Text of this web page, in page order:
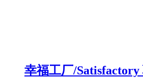
幸福工厂/Satisfactory